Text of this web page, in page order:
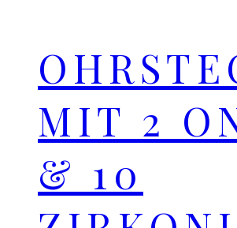
MIT 2
& 10